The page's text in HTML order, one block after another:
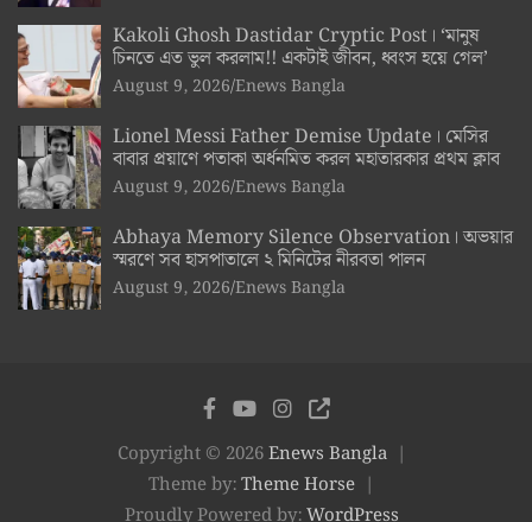
Kakoli Ghosh Dastidar Cryptic Post। ‘মানুষ
চিনতে এত ভুল করলাম!! একটাই জীবন, ধ্বংস হয়ে গেল’
August 9, 2026 Enews Bangla
Lionel Messi Father Demise Update। মেসির
বাবার প্রয়াণে পতাকা অর্ধনমিত করল মহাতারকার প্রথম ক্লাব
August 9, 2026 Enews Bangla
Abhaya Memory Silence Observation। অভয়ার
স্মরণে সব হাসপাতালে ২ মিনিটের নীরবতা পালন
August 9, 2026 Enews Bangla
Copyright © 2026Enews Bangla
Theme by:Theme Horse
Proudly Powered by:WordPress